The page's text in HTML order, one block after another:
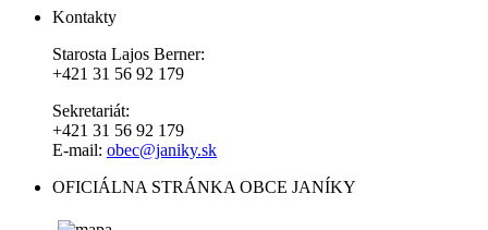
Kontakty
Starosta Lajos Berner:
+421 31 56 92 179
Sekretariát:
+421 31 56 92 179
E-mail: obec@janiky.sk
OFICIÁLNA STRÁNKA OBCE JANÍKY